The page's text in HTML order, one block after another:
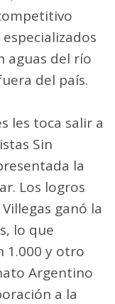
aguas del río
del país.
les toca salir a
Sin
la
Los logros
ganó la
lo que
1.000 y otro
Argentino
a la